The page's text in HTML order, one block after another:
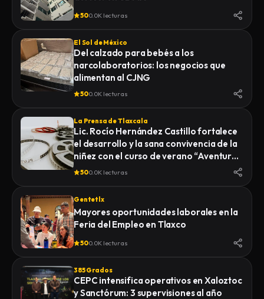
500.0K lecturas
El Sol de México
Del calzado para bebés a los
narcolaboratorios: los negocios que
alimentan al CJNG
500.0K lecturas
La Prensa de Tlaxcala
Lic. Rocío Hernández Castillo fortalece
el desarrollo y la sana convivencia de la
niñez con el curso de verano “Aventuras
Diferentes”.
500.0K lecturas
Gentetlx
Mayores oportunidades laborales en la
Feria del Empleo en Tlaxco
500.0K lecturas
385 Grados
CEPC intensifica operativos en Xaloztoc
y Sanctórum: 3 supervisiones al año